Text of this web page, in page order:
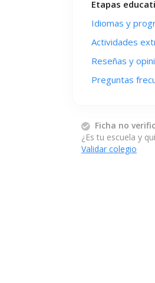
Etapas
Idiomas y
Actividades
Reseñas y
Preguntas
Ficha no
¿Es tu escuela y
Validar colegio